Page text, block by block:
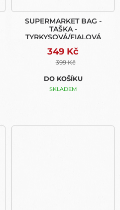
SUPERMARKET BAG -
TAŠKA -
TYRKYSOVÁ/FIALOVÁ
349 Kč
399 Kč
DO KOŠÍKU
SKLADEM